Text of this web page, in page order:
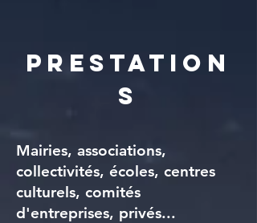
Prestation
s
Mairies, associations,
collectivités, écoles, centres
culturels, comités
d'entreprises, privés...